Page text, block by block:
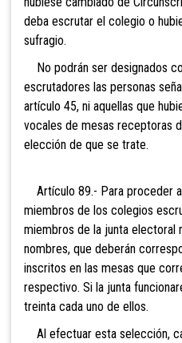
deba escrutar el colegio o
sufragio.
No podrán ser designados
escrutadores las personas
artículo 45, ni aquellas que
vocales de mesas receptoras
elección de que se trate.
Artículo 89.- Para proceder
miembros de los colegios
miembros de la junta electoral
nombres, que deberán
inscritos en las mesas que
respectivo. Si la junta
treinta cada uno de ellos.
Al efectuar esta selección,